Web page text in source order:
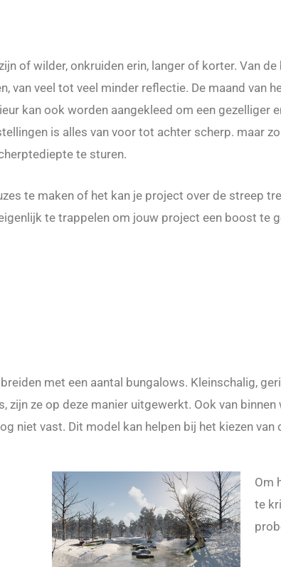
of wilder, onkruiden erin, langer of korter. Van
van veel tot veel minder reflectie. De maand van
kan ook worden aangekleed om een gezelliger
is alles van voor tot achter scherp. maar
te sturen.
te maken of het kan je project over de streep
te trappelen om jouw project een boost te
met een aantal bungalows. Kleinschalig,
ze op deze manier uitgewerkt. Ook van
niet vast. Dit model kan helpen bij het kiezen van
Om
te